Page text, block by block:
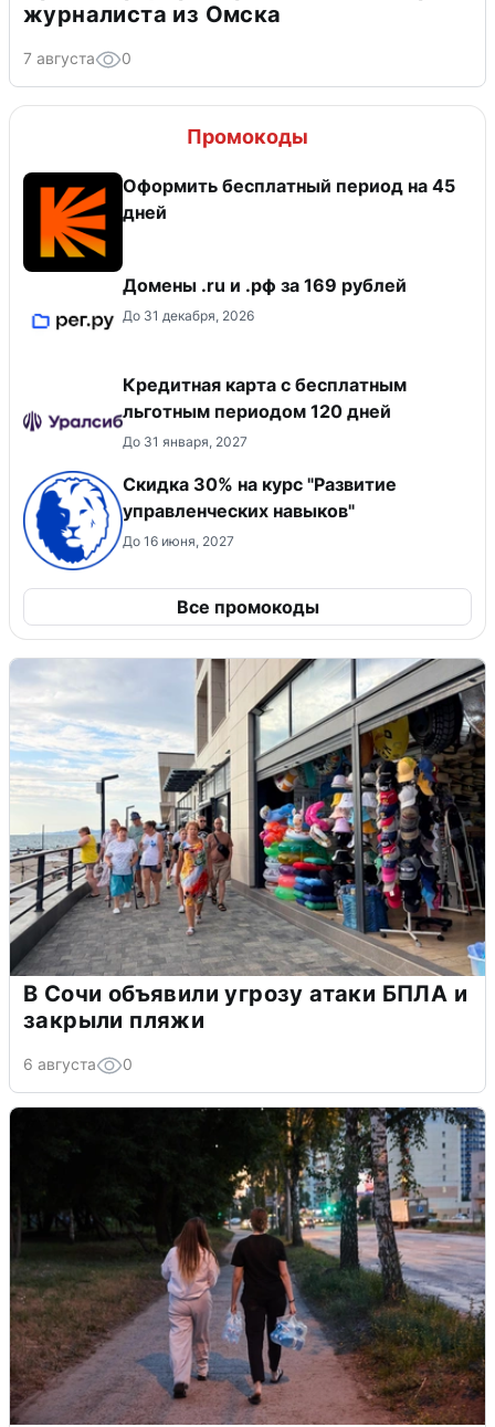
журналиста из Омска
7 августа 0
Промокоды
Оформить бесплатный период на 45
дней
Домены .ru и .рф за 169 рублей
До 31 декабря, 2026
Кредитная карта с бесплатным
льготным периодом 120 дней
До 31 января, 2027
Скидка 30% на курс "Развитие
управленческих навыков"
До 16 июня, 2027
Все промокоды
В Сочи объявили угрозу атаки БПЛА и
закрыли пляжи
6 августа 0